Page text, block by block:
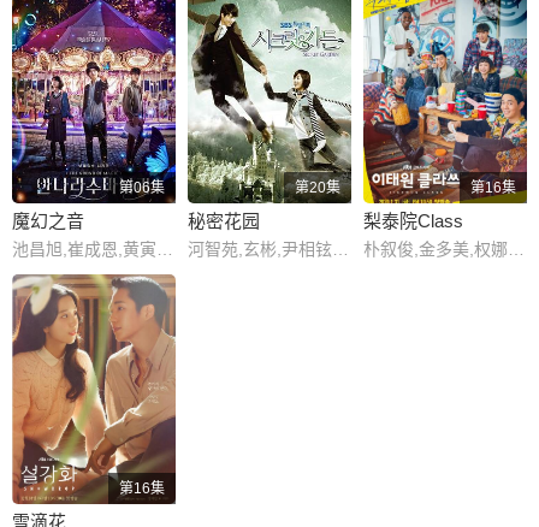
第06集
魔幻之音
第20集
秘密花园
河智苑,玄彬,尹相铉,金莎朗,刘寅娜,白智英,金成伍,李钟硕,崔允素,张瑞元,韩艺媛,郑仁基,李浚赫,孙艺珍,李必立
第16集
梨泰院Class
第16集
雪滴花